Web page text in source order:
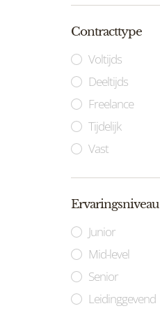
Contracttype
Voltijds
Deeltijds
Freelance
Tijdelijk
Vast
Ervaringsniveau
Junior
Mid-level
Senior
Leidinggevend